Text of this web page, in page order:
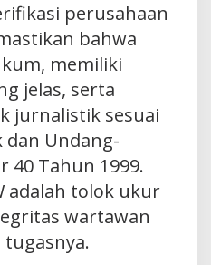
perusahaan
bahwa
memiliki
jelas, serta
jurnalistik sesuai
dan Undang-
40 Tahun 1999.
adalah tolok ukur
wartawan